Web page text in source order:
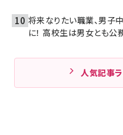
将来なりたい職業、男
に！ 高校生は男女とも公
人気記事